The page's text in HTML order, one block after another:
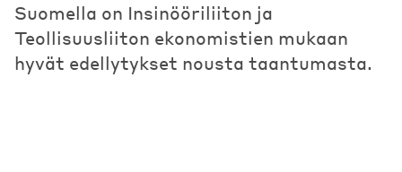
Suomella on Insinööriliiton ja
Teollisuusliiton ekonomistien mukaan
hyvät edellytykset nousta taantumasta.